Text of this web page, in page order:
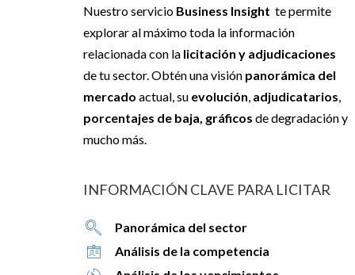
Nuestro servicio Business Insight te permite
explorar al máximo toda la información
relacionada con la licitación y adjudicaciones
de tu sector. Obtén una visión panorámica del
mercado actual, su evolución, adjudicatarios,
porcentajes de baja, gráficos de degradación y
mucho más.
INFORMACIÓN CLAVE PARA LICITAR
Panorámica del sector
Análisis de la competencia